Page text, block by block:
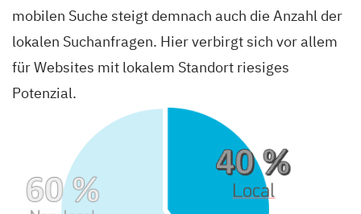
mobilen Suche steigt demnach auch die Anzahl der
lokalen Suchanfragen. Hier verbirgt sich vor allem
für Websites mit lokalem Standort riesiges
Potenzial.